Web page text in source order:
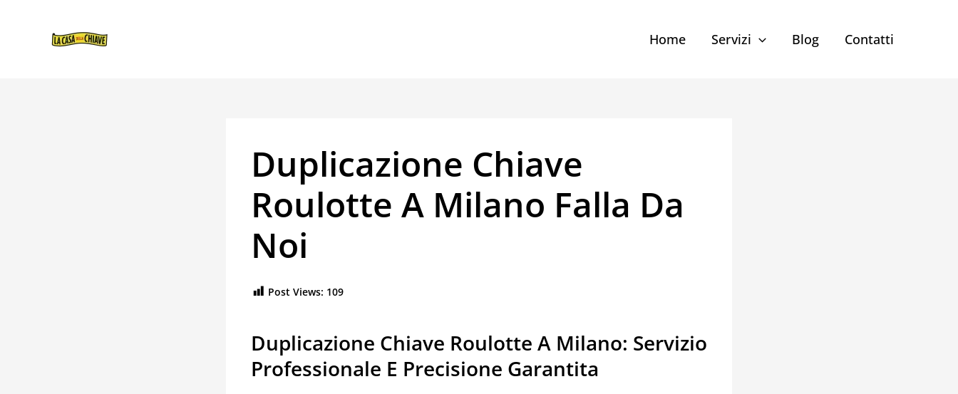
CONTENUTO
Home Servizi Blog Contatti
Duplicazione Chiave
Roulotte A Milano Falla Da
Noi
Post Views: 109
Duplicazione Chiave Roulotte A Milano: Servizio
Professionale E Precisione Garantita